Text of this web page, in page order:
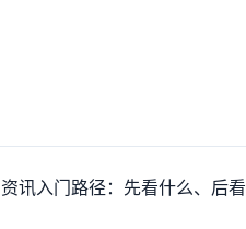
讯入门路径：先看什么、后看